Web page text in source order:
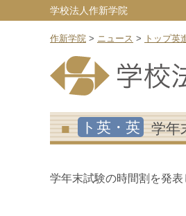
学校法人作新学院
作新学院 > ニュース > トップ英
ト英・英 学年
学年末試験の時間割を発表